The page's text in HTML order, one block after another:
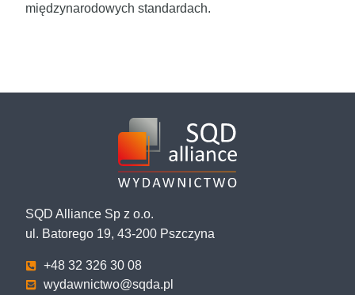
międzynarodowych standardach.
SQD Alliance Sp z o.o.
ul. Batorego 19, 43-200 Pszczyna
+48 32 326 30 08
wydawnictwo@sqda.pl